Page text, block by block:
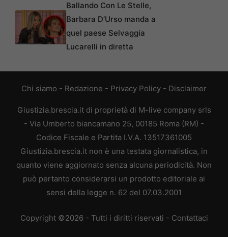
Ballando Con Le Stelle,
Barbara D’Urso manda a
quel paese Selvaggia
Lucarelli in diretta
Chi siamo - Redazione - Privacy Policy - Disclaimer
Giustizia.brescia.it di proprietà di M-live company srls
- Via Umberto biancamano 25, 00185 Roma (RM) -
Codice Fiscale e Partita I.V.A. 13517361005
Giustizia.brescia.it non è una testata giornalistica, in
quanto viene aggiornato senza alcuna periodicità. Non
può pertanto considerarsi un prodotto editoriale ai
sensi della legge n. 62 del 07.03.2001
Copyright ©2026 - Tutti i diritti riservati - Contattaci